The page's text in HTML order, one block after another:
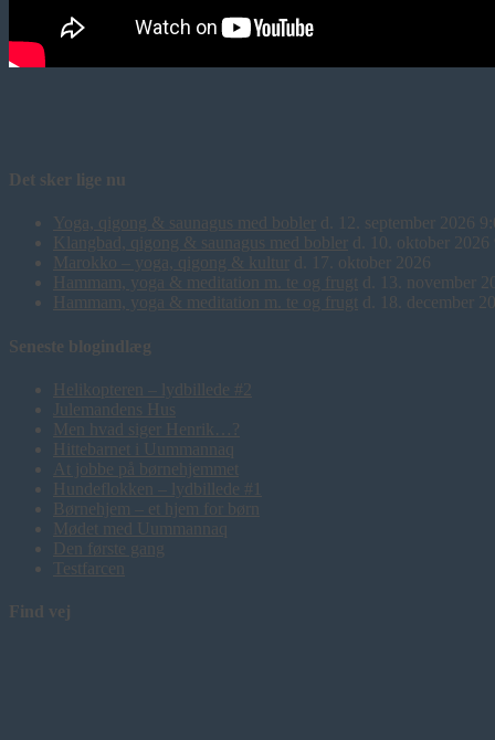
Det sker lige nu
Yoga, qigong & saunagus med bobler d. 12. september 2026
Klangbad, qigong & saunagus med bobler d. 10. oktober 2026
Marokko – yoga, qigong & kultur d. 17. oktober 2026
Hammam, yoga & meditation m. te og frugt d. 13. november
Hammam, yoga & meditation m. te og frugt d. 18. december
Seneste blogindlæg
Helikopteren – lydbillede #2
Julemandens Hus
Men hvad siger Henrik…?
Hittebarnet i Uummannaq
At jobbe på børnehjemmet
Hundeflokken – lydbillede #1
Børnehjem – et hjem for børn
Mødet med Uummannaq
Den første gang
Testfarcen
Find vej